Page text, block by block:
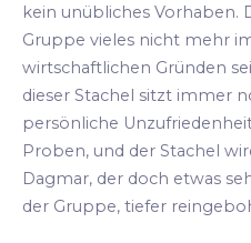
kein unübliches Vorhaben.
Gruppe vieles nicht mehr
wirtschaftlichen Gründen
dieser Stachel sitzt immer
persönliche
Proben, und der Stachel
Dagmar, der doch etwas
der Gruppe, tiefer